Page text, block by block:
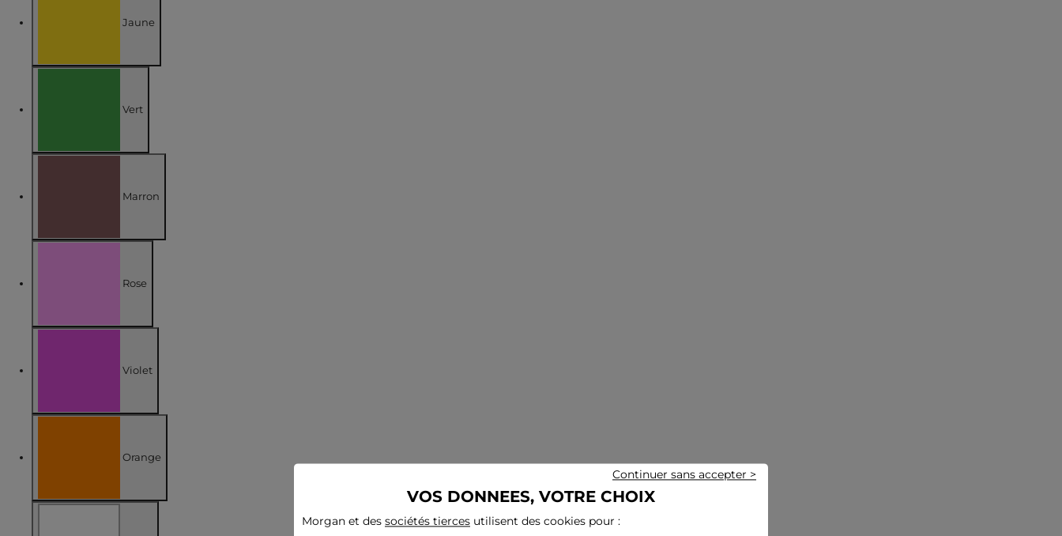
Jaune
Affiner par COULEUR : Jaune
Vert
Affiner par COULEUR : Vert
Marron
Affiner par COULEUR : Marron
Rose
Affiner par COULEUR : Rose
Violet
selected Actuellement filtré par COULEUR: Violet
Orange
Affiner par COULEUR : Orange VOS DONNEES, VOTRE CHOIX
Morgan et des sociétés tierces utilisent des cookies pour :
Continuer sans accepter >